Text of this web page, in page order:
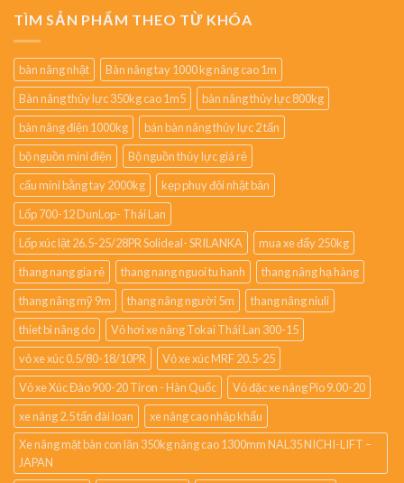
TÌM SẢN PHẨM THEO TỪ KHÓA
bàn nâng nhật
Bàn nâng tay 1000 kg nâng cao 1m
Bàn nâng thủy lực 350kg cao 1m5
bàn nâng thủy lực 800kg
bàn nâng điện 1000kg
bán bàn nâng thủy lực 2 tấn
bộ nguồn mini điện
Bộ nguồn thủy lực giá rẻ
cẩu mini bằng tay 2000kg
kẹp phuy đôi nhật bản
Lốp 700-12 DunLop- Thái Lan
Lốp xúc lật 26.5-25/28PR Solideal- SRILANKA
mua xe đẩy 250kg
thang nang gia rẻ
thang nang nguoi tu hanh
thang nâng hạ hàng
thang nâng mỹ 9m
thang nâng người 5m
thang nâng niuli
thiet bi nâng do
Vỏ hơi xe nâng Tokai Thái Lan 300-15
vỏ xe xúc 0.5/80-18/10PR
Vỏ xe xúc MRF 20.5-25
Vỏ xe Xúc Đào 900-20 Tiron - Hàn Quốc
Vỏ đặc xe nâng Pio 9.00-20
xe nâng 2.5 tấn đài loan
xe nâng cao nhập khẩu
Xe nâng mặt bàn con lăn 350kg nâng cao 1300mm NAL35 NICHI-LIFT –
JAPAN